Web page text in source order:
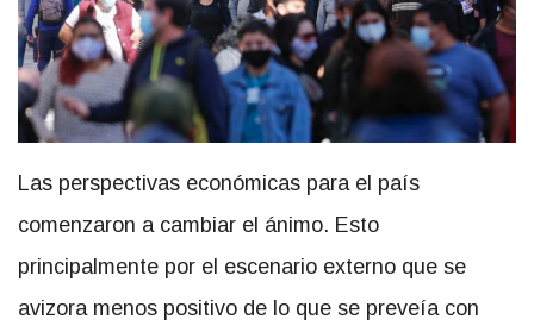
Las perspectivas económicas para el país
comenzaron a cambiar el ánimo. Esto
principalmente por el escenario externo que se
avizora menos positivo de lo que se preveía con